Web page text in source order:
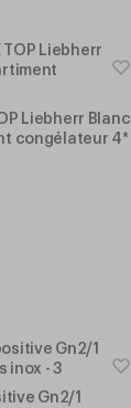
Liebherr Blanc
congélateur 4*
Gn2/1